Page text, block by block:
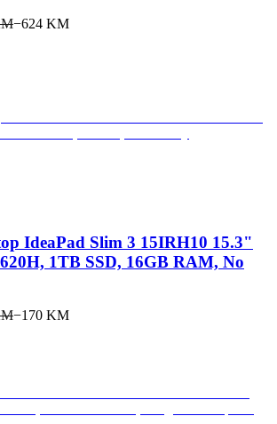
−624KM
IdeaPad Slim 3 15IRH10 15.3"
1TB SSD, 16GB RAM, No
−170KM